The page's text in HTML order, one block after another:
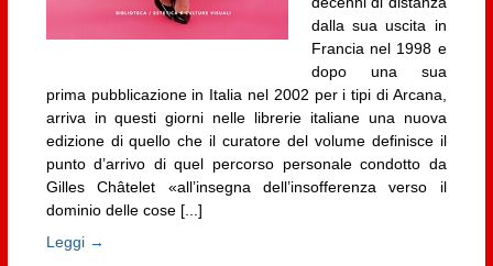
dalla sua uscita in
Francia nel 1998 e
dopo una sua
prima pubblicazione in Italia nel 2002 per i tipi di Arcana,
arriva in questi giorni nelle librerie italiane una nuova
edizione di quello che il curatore del volume definisce il
punto d’arrivo di quel percorso personale condotto da
Gilles Châtelet «all’insegna dell’insofferenza verso il
dominio delle cose [...]
Leggi →